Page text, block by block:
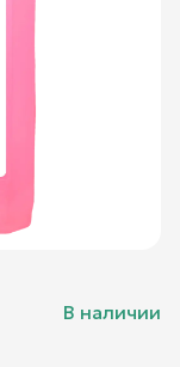
В наличии